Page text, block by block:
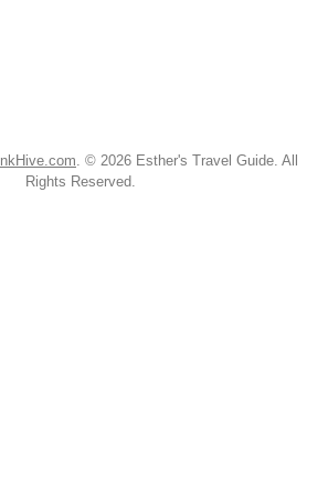
InkHive.com © 2026 Esther's Travel Guide. All
Rights Reserved.